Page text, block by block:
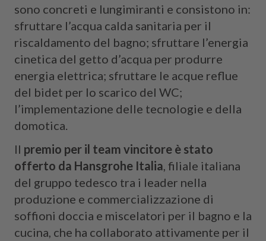
sono concreti e lungimiranti e consistono in:
sfruttare l’acqua calda sanitaria per il
riscaldamento del bagno; sfruttare l’energia
cinetica del getto d’acqua per produrre
energia elettrica; sfruttare le acque reflue
del bidet per lo scarico del WC;
l’implementazione delle tecnologie e della
domotica.
Il premio per il team vincitore è stato
offerto da Hansgrohe Italia, filiale italiana
del gruppo tedesco tra i leader nella
produzione e commercializzazione di
soffioni doccia e miscelatori per il bagno e la
cucina, che ha collaborato attivamente per il